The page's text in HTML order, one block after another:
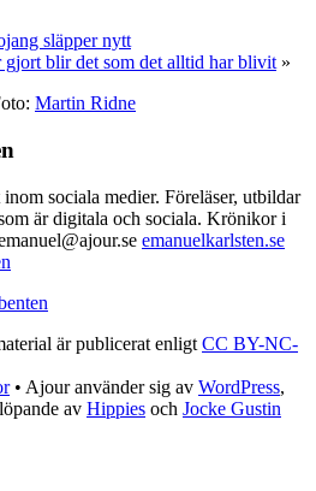
släpper nytt
blir det som det alltid har blivit »
Martin Ridne
sociala medier. Föreläser, utbildar
är digitala och sociala. Krönikor i
emanuelkarlsten.se
är publicerat enligt CC BY-NC-
• Ajour använder sig av WordPress,
av Hippies och Jocke Gustin